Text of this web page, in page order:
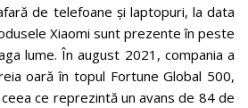
de telefoane și laptopuri, la data
Xiaomi sunt prezente în peste
lume. În august 2021, compania a
oară în topul Fortune Global 500,
ce reprezintă un avans de 84 de